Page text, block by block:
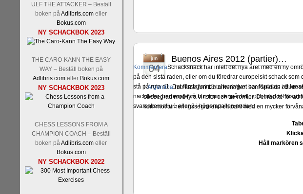
ULF THE ATTACKER – Beställ
boken påAdlibris.com eller
Bokus.com
NY SCHACKBOK 2023
THE CARO-KANN THE EASY
WAY – Beställ boken på
Adlibris.com eller Bokus.com
NY SCHACKBOK 2023
CHESS LESSONS FROM A
CHAMPION COACH – Beställ
boken påAdlibris.com eller
Bokus.com
NY SCHACKBOK 2022
KommenteraSchacksnack har inlett det nya året med en ny
på den sista raden, eller om du föredrar europeiskt schack
stå på ruta d1. Det förstnämnda alternativet har fördelen att
nackdelar, beroende på hur man ser på det, i och med att man
svarsalternativ 1 eller 2 i högerspalten nedan.
jun
04
Buenos Aires 2012 (partier)…
IArgentinahar kategori 13 turneringen som spelats i
obesegrad med fyra vinster och tre remier. Det räckte för att
kom mot turneringssegraren i ett parti med en mycker
Håll markören